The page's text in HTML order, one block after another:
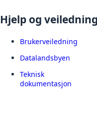
Hjelp og
Brukerveiledning
Datalandsbyen
Teknisk
dokumentasjon